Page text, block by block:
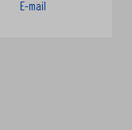
E-mail